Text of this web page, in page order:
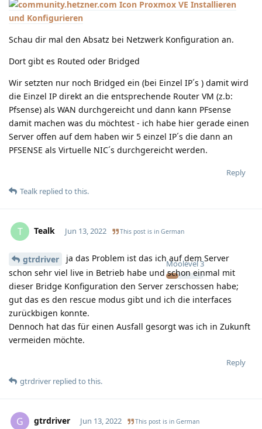
Proxmox VE Installieren
und Konfigurieren
Schau dir mal den Absatz bei Netzwerk Konfiguration an.
Dort gibt es Routed oder Bridged
Wir setzten nur noch Bridged ein (bei Einzel IP´s ) damit wird
die Einzel IP direkt an die entsprechende Router VM (z.b:
Pfsense) als WAN durchgereicht und dann kann PFsense
damit machen was du möchtest - ich habe hier gerade einen
Server offen auf dem haben wir 5 einzel IP´s die dann an
PFSENSE als Virtuelle NIC´s durchgereicht werden.
Reply
Tealk replied to this.
T Tealk
Moolevel3
Jun 13, 2022 This post is in German
gtrdriver
ja das Problem ist das ich auf dem Server
schon sehr viel live in Betrieb habe und schon einmal mit
dieser Bridge Konfiguration den Server zerschossen habe;
gut das es den rescue modus gibt und ich die interfaces
zurückbigen konnte.
Dennoch hat das für einen Ausfall gesorgt was ich in Zukunft
vermeiden möchte.
Reply
gtrdriver replied to this.
G gtrdriver Jun 13, 2022 This post is in German